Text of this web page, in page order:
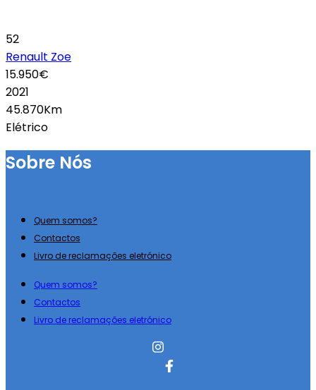
52
Renault Zoe
15.950€
2021
45.870Km
Elétrico
Sobre Nós
Quem somos?
Contactos
Livro de reclamações eletrónico
Quem somos?
Contactos
Livro de reclamações eletrónico